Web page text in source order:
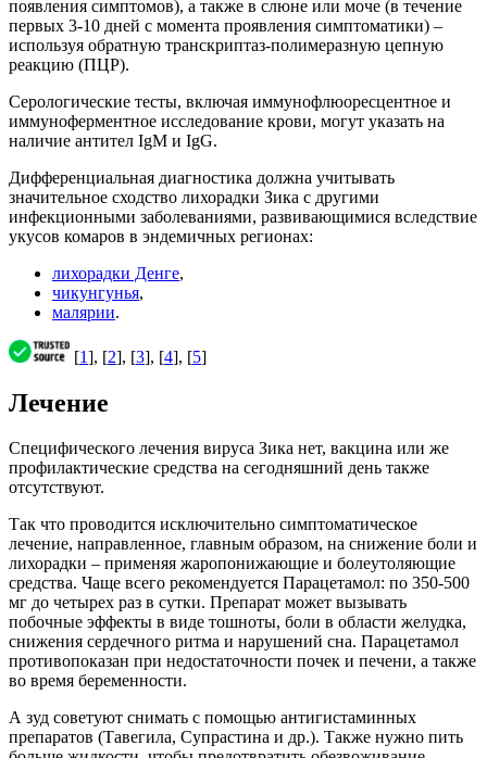
появления симптомов), а также в слюне или моче (в течение
первых 3-10 дней с момента проявления симптоматики) –
используя обратную транскриптаз-полимеразную цепную
реакцию (ПЦР).
Серологические тесты, включая иммунофлюоресцентное и
иммуноферментное исследование крови, могут указать на
наличие антител IgM и IgG.
Дифференциальная диагностика должна учитывать
значительное сходство лихорадки Зика с другими
инфекционными заболеваниями, развивающимися вследствие
укусов комаров в эндемичных регионах:
лихорадки Денге,
чикунгунья,
малярии.
[1], [2], [3], [4], [5]
Лечение
Специфического лечения вируса Зика нет, вакцина или же
профилактические средства на сегодняшний день также
отсутствуют.
Так что проводится исключительно симптоматическое
лечение, направленное, главным образом, на снижение боли и
лихорадки – применяя жаропонижающие и болеутоляющие
средства. Чаще всего рекомендуется Парацетамол: по 350-500
мг до четырех раз в сутки. Препарат может вызывать
побочные эффекты в виде тошноты, боли в области желудка,
снижения сердечного ритма и нарушений сна. Парацетамол
противопоказан при недостаточности почек и печени, а также
во время беременности.
А зуд советуют снимать с помощью антигистаминных
препаратов (Тавегила, Супрастина и др.). Также нужно пить